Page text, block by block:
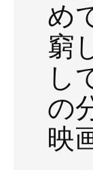
め
窮
し
の
映